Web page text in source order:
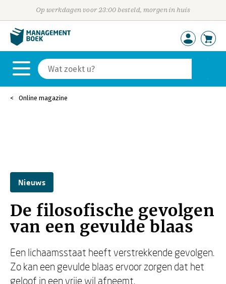
Op werkdagen voor 23:00 besteld, morgen in huis
Online magazine
Nieuws
De filosofische gevolgen
van een gevulde blaas
Een lichaamsstaat heeft verstrekkende gevolgen.
Zo kan een gevulde blaas ervoor zorgen dat het
geloof in een vrije wil afneemt.